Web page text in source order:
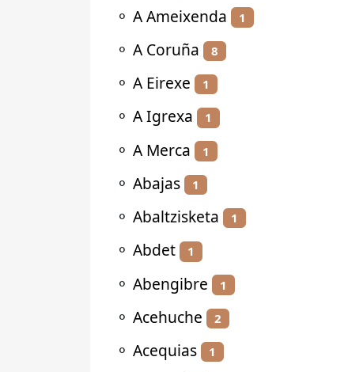
⚬ A Ameixenda 1
⚬ A Coruña 8
⚬ A Eirexe 1
⚬ A Igrexa 1
⚬ A Merca 1
⚬ Abajas 1
⚬ Abaltzisketa 1
⚬ Abdet 1
⚬ Abengibre 1
⚬ Acehuche 2
⚬ Acequias 1